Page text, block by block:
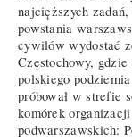
najcięższych zadań,
powstania
cywilów wydostać
Częstochowy,
polskiego
próbował w strefie
komórek organizacji
podwarszawskich: